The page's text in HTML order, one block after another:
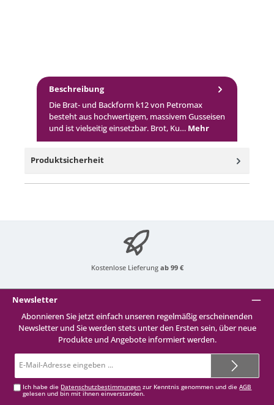
Beschreibung
Die Brat- und Backform k12 von Petromax
besteht aus hochwertigem, massivem Gusseisen
und ist vielseitig einsetzbar. Brot, Ku… Mehr
Produktsicherheit
Kostenlose Lieferung ab 99 €
Newsletter
Abonnieren Sie jetzt einfach unseren regelmäßig erscheinenden
Newsletter und Sie werden stets unter den Ersten sein, über neue
Produkte und Angebote informiert werden.
Mail-
Ich habe die Datenschutzbestimmungen zur Kenntnis genommen und dieAGB
gelesen und bin mit ihnen einverstanden.